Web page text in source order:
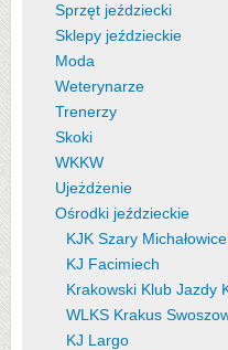
Sprzęt jeździecki
Sklepy jeździeckie
Moda
Weterynarze
Trenerzy
Skoki
WKKW
Ujeżdżenie
Ośrodki jeździeckie
KJK Szary Michałowice
KJ Facimiech
Krakowski Klub Jazdy
WLKS Krakus
KJ Largo